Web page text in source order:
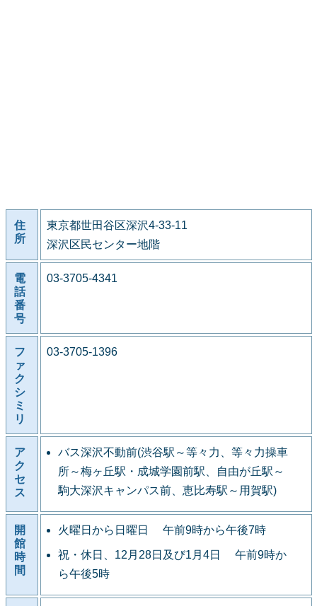
住
所
東京都世田谷区深沢4-33-11
深沢区民センター地階
電
話
番
号
03-3705-4341
フ
ァ
ク
シ
ミ
リ
03-3705-1396
ア
ク
セ
ス
バス深沢不動前(渋谷駅～等々力、等々力操車
所～梅ヶ丘駅・成城学園前駅、自由が丘駅～
駒大深沢キャンパス前、恵比寿駅～用賀駅)
開
館
時
間
火曜日から日曜日 午前9時から午後7時
祝・休日、12月28日及び1月4日 午前9時か
ら午後5時